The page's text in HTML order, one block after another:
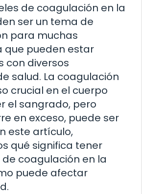
de coagulación en la
ser un tema de
para muchas
que pueden estar
con diversos
salud. La coagulación
crucial en el cuerpo
el sangrado, pero
en exceso, puede ser
este artículo,
qué significa tener
coagulación en la
puede afectar